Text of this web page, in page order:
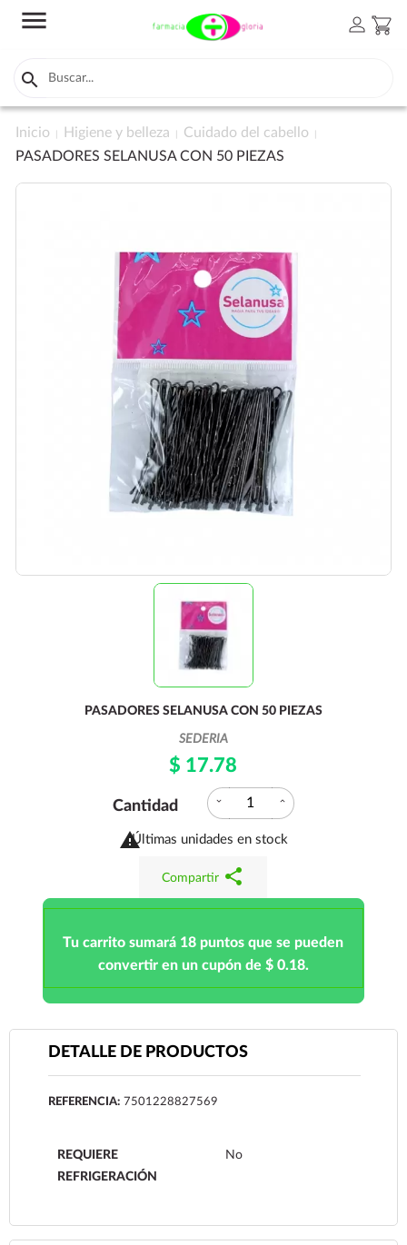
menu person shopping_cart

Inicio Higiene y belleza
Cuidado del cabello
PASADORES SELANUSA CON 50 PIEZAS
PASADORES SELANUSA CON 50 PIEZAS
SEDERIA
$ 17.78
Cantidad expand_more expand_less

Últimas unidades en stock
Compartir share
Tu carrito sumará 18 puntos que se pueden
convertir en un cupón de $ 0.18.
DETALLE DE PRODUCTOS
REFERENCIA: 7501228827569
REQUIERE
REFRIGERACIÓN
No